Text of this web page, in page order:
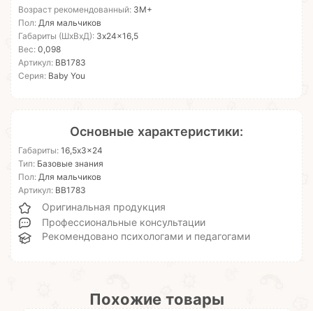
Возраст рекомендованный: 3М+
Пол: Для мальчиков
Габариты (ШхВхД): 3x24x16,5
Вес: 0,098
Артикул: ВВ1783
Серия: Baby You
Основные характеристики:
Габариты: 16,5x3x24
Тип: Базовые знания
Пол: Для мальчиков
Артикул: ВВ1783
Оригинальная продукция
Профессиональные консультации
Рекомендовано психологами и педагогами
Похожие товары